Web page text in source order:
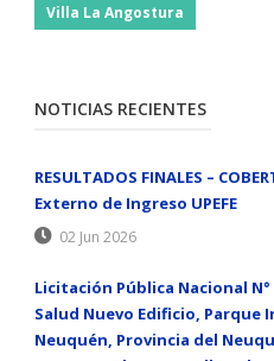
Villa La Angostura
NOTICIAS RECIENTES
RESULTADOS FINALES –
Externo de Ingreso UPEFE
02 Jun 2026
Licitación Pública Nacional
Salud Nuevo Edificio, Parque
Neuquén, Provincia del